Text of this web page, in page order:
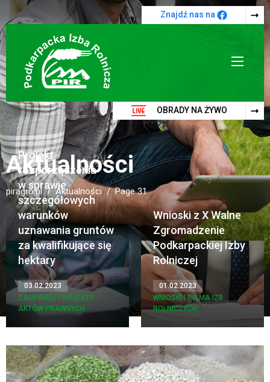
Przejdź do treści
Znajdź nas na
OBRADY NA ŻYWO
Aktualności
piragro.pl Aktualności Page 31
Projekt
rozporządzenia
w sprawie
szczegółowych
warunków
uznawania gruntów
za kwalifikujące się
hektary
03.02.2023
ZAOPINIUJ PROJEKTY
AKTÓW PRAWNYCH
Wnioski z X Walne
Zgromadzenie
Podkarpackiej Izby
Rolniczej
01.02.2023
WNIOSKI I PISMA IZB
ROLNICZYCH